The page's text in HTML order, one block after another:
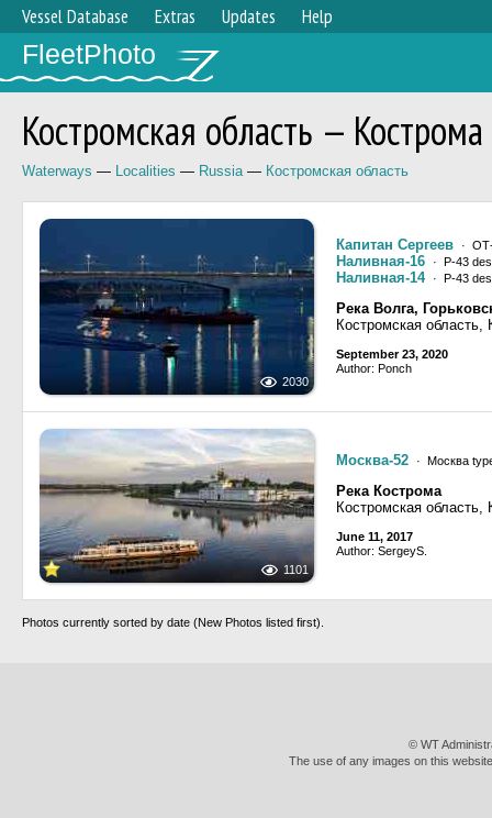
Vessel Database Extras Updates Help
FleetPhoto
Костромская область — Кострома
Waterways — Localities — Russia— Костромская область
2030
Капитан Сергеев ·
Наливная-16 · Р-43
Наливная-14 · Р-43
Река Волга,
Костромская область,
September 23, 2020
Author: Ponch
1101
Москва-52 · Москва
Река Кострома
Костромская область,
June 11, 2017
Author: SergeyS.
Photos currently sorted by date (New Photos listed first).
© WT
The use of any images on this